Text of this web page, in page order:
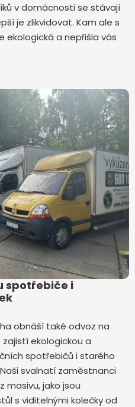
v domácnosti se stávají
je zlikvidovat. Kam ale s
ekologická a nepřišla vás
spotřebiče i
obnáší také odvoz na
ekologickou a
spotřebičů i starého
svalnatí zaměstnanci
masivu, jako jsou
s viditelnými kolečky od